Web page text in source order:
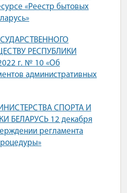
«Реестр бытовых
РЕСПУБЛИКИ
г. № 10 «Об
административных
СПОРТА И
БЕЛАРУСЬ 12 декабря
регламента